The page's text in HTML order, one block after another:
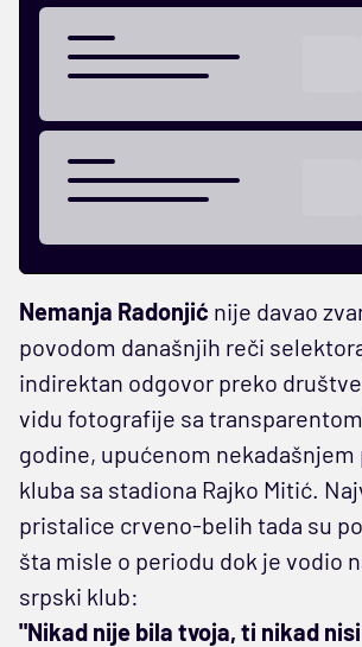
Nemanja Radonjić nije davao
povodom današnjih reči
indirektan odgovor preko
vidu fotografije sa
godine, upućenom
kluba sa stadiona Rajko Mitić.
pristalice crveno-belih tada su
šta misle o periodu dok je vodio
srpski klub:
"Nikad nije bila tvoja, ti nikad